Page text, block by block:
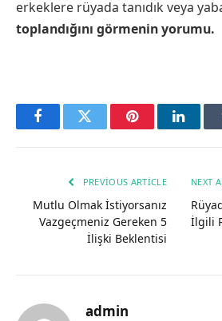
erkeklere rüyada tanıdık veya
toplandığını görmenin yorumu.
FacebookTwitter Pinterest
PREVIOUS ARTICLE
Mutlu Olmak İstiyorsanız
Vazgeçmeniz Gereken 5
İlişki Beklentisi
NEXT
İlgili
admin